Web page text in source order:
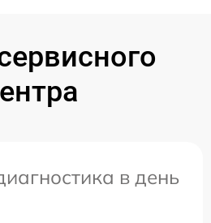
в день